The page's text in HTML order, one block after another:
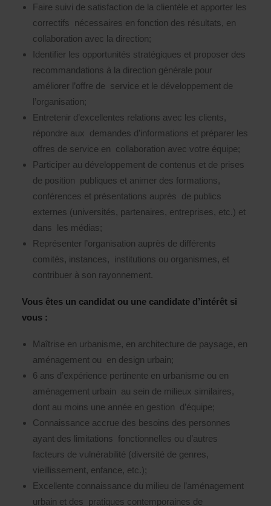
Faire suivi de satisfaction de la clientèle et apporter les
correctifs nécessaires en fonction des résultats, en
collaboration avec la direction;
Identifier les opportunités stratégiques et proposer des
recommandations à la direction générale pour
améliorer l’offre de service et le développement de
l’organisation;
Entretenir d’excellentes relations avec les clients,
répondre aux demandes d’informations et préparer les
offres de service en collaboration avec votre équipe;
Participer au développement de contenus et de prises
de position publiques et animer des formations,
conférences et présentations auprès de publics
externes (universités, partenaires, entreprises, etc.) et
dans les médias;
Représenter l’organisation auprès de différents
comités, instances, institutions ou organismes, et
contribuer à son rayonnement.
Vous êtes un candidat ou une candidate d’intérêt si
vous :
Maîtrise en urbanisme, en architecture de paysage, en
aménagement ou en design urbain;
6 ans d’expérience pertinente en urbanisme ou en
aménagement urbain au sein de milieux similaires,
dont au moins une année en gestion d’équipe;
Connaissance accrue des besoins des personnes
ayant des limitations fonctionnelles ou d’autres
facteurs de vulnérabilité (diversité de genres,
vieillissement, enfance, etc.);
Excellente connaissance du milieu de l’aménagement
urbain et des pratiques contemporaines de